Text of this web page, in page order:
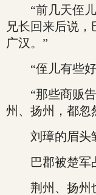
“前几天侄儿
兄长回来后说
广汉。”
“侄儿有些好
“那些商贩告
州、扬州，都忽
刘璋的眉头皱
巴郡被楚军
荆州、扬州也